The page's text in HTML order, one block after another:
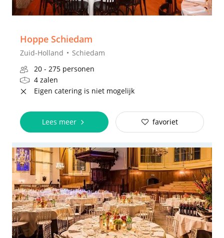
Hoppe Schiedam
Zuid-Holland
Schiedam
20 - 275 personen
4 zalen
Eigen catering is niet mogelijk
Lees meer favoriet